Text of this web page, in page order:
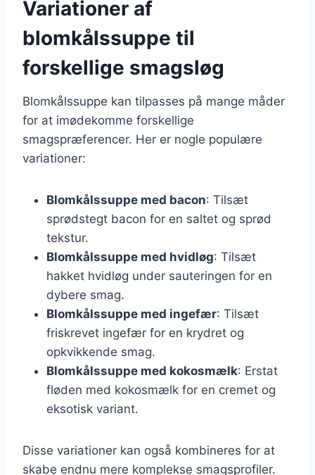
Variationer af
blomkålssuppe til
forskellige smagsløg
Blomkålssuppe kan tilpasses på mange måder
for at imødekomme forskellige
smagspræferencer. Her er nogle populære
variationer:
Blomkålssuppe med bacon: Tilsæt
sprødstegt bacon for en saltet og sprød
tekstur.
Blomkålssuppe med hvidløg: Tilsæt
hakket hvidløg under sauteringen for en
dybere smag.
Blomkålssuppe med ingefær: Tilsæt
friskrevet ingefær for en krydret og
opkvikkende smag.
Blomkålssuppe med kokosmælk: Erstat
fløden med kokosmælk for en cremet og
eksotisk variant.
Disse variationer kan også kombineres for at
skabe endnu mere komplekse smagsprofiler.